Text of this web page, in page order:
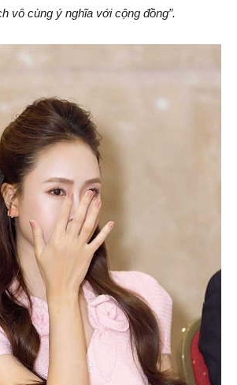
vô cùng ý nghĩa với cộng đồng”.